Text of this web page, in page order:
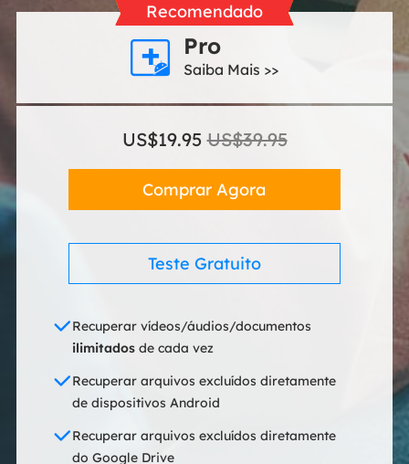
 Pro
Saiba Mais >>
Recomendado
US$19.95 US$39.95
Comprar Agora
Teste Gratuito
Recuperar vídeos/áudios/documentos
ilimitados de cada vez
Recuperar arquivos excluídos diretamente
de dispositivos Android
Recuperar arquivos excluídos diretamente
do Google Drive